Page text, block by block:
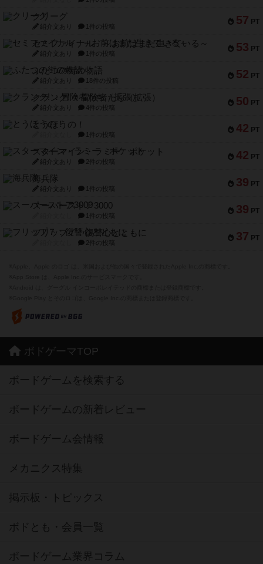
57 PT
クリーグ
紹介文あり 1件の投稿
53 PT
セミファイナル ～お前はまだ生きている～
紹介文あり 1件の投稿
52 PT
ふたつの街の物語
紹介文あり 18件の投稿
50 PT
クランク! ：冒険者たち（拡張）
紹介文あり 4件の投稿
42 PT
とうほうの！
1件の投稿
42 PT
スターマイン・ラミー ポケット
紹介文あり 2件の投稿
39 PT
海兵隊
紹介文あり 1件の投稿
39 PT
スーパーストア3000
1件の投稿
37 PT
フリップ７：復讐心とともに
2件の投稿
ボドゲーマTOP
ボードゲームを検索する
ボードゲームの新着レビュー
ボードゲーム会情報
メカニクス特集
掲示板・トピックス
ボドとも・会員一覧
ボードゲーム業界コラム